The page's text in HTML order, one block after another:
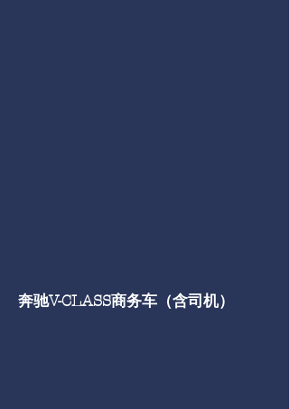
奔驰V-CLASS商务车（含司机）